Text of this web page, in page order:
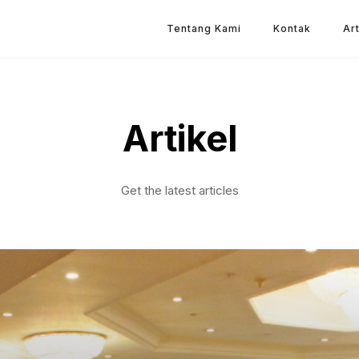
Tentang Kami Kontak
Artikel
Get the latest articles